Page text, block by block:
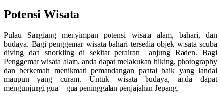
Potensi Wisata
Pulau Sangiang menyimpan potensi wisata alam, bahari, dan
budaya. Bagi penggemar wisata bahari tersedia objek wisata scuba
diving dan snorkling di sekitar perairan Tanjung Raden. Bagi
Penggemar wisata alam, anda dapat melakukan hiking, photography
dan berkemah menikmati pemandangan pantai baik yang landai
maupun yang curam. Untuk wisata budaya, anda dapat
mengunjungi gua – gua peninggalan penjajahan Jepang.